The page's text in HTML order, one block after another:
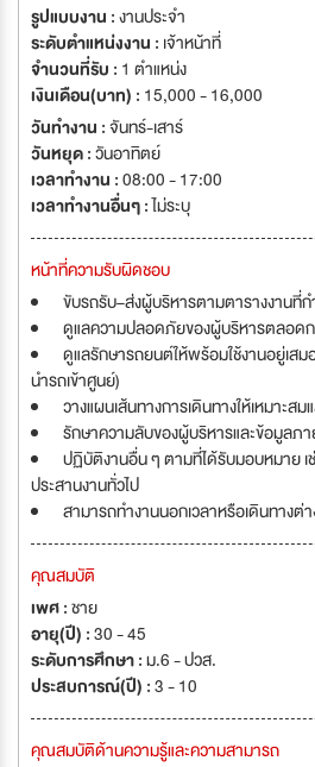
รูปแบบงาน :งานประจำ
ระดับตำแหน่งงาน : เจ้าหน้าที่
จำนวนที่รับ : 1 ตำแหน่ง
เงินเดือน(บาท) : 15,000 - 16,000
วันทำงาน :จันทร์-เสาร์
วันหยุด :วันอาทิตย์
เวลาทำงาน :08:00 - 17:00
เวลาทำงานอื่นๆ :ไม่ระบุ
หน้าที่ความรับผิดชอบ
ขับรถรับ–ส่งผู้บริหารตามตารางงานที่
ดูแลความปลอดภัยของผู้บริหารตลอดก
ดูแลรักษารถยนต์ให้พร้อมใช้งานอยู่เสม
นำรถเข้าศูนย์)
วางแผนเส้นทางการเดินทางให้เหมาะสม
รักษาความลับของผู้บริหารและข้อมูลภ
ปฏิบัติงานอื่น ๆ ตามที่ได้รับมอบหมาย เ
ประสานงานทั่วไป
สามารถทำงานนอกเวลาหรือเดินทางต่
คุณสมบัติ
เพศ :ชาย
อายุ(ปี) :30 - 45
ระดับการศึกษา :ม.6 - ปวส.
ประสบการณ์(ปี) :3 - 10
คุณสมบัติด้านความรู้และความสามารถ